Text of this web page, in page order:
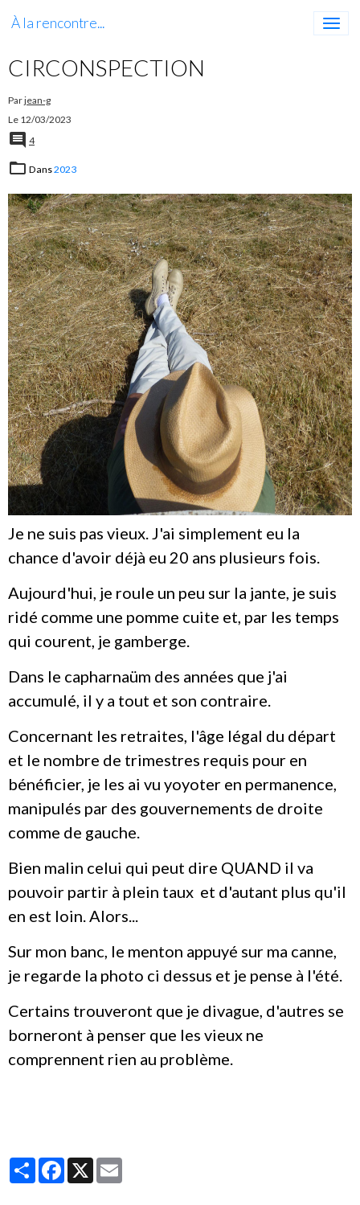
À la rencontre...
CIRCONSPECTION
Parjean-g
Le 12/03/2023
4
Dans2023
Je ne suis pas vieux. J'ai simplement eu la
chance d'avoir déjà eu 20 ans plusieurs fois.
Aujourd'hui, je roule un peu sur la jante, je suis
ridé comme une pomme cuite et, par les temps
qui courent, je gamberge.
Dans le capharnaüm des années que j'ai
accumulé, il y a tout et son contraire.
Concernant les retraites, l'âge légal du départ
et le nombre de trimestres requis pour en
bénéficier, je les ai vu yoyoter en permanence,
manipulés par des gouvernements de droite
comme de gauche.
Bien malin celui qui peut dire QUAND il va
pouvoir partir à plein taux et d'autant plus qu'il
en est loin. Alors...
Sur mon banc, le menton appuyé sur ma canne,
je regarde la photo ci dessus et je pense à l'été.
Certains trouveront que je divague, d'autres se
borneront à penser que les vieux ne
comprennent rien au problème.
PartagerFacebook
X